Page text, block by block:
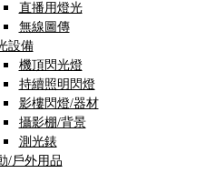
直播用燈光
無線圖傳
設備
機頂閃光燈
持續照明閃燈
影樓閃燈/器材
攝影棚/背景
測光錶
/戶外用品